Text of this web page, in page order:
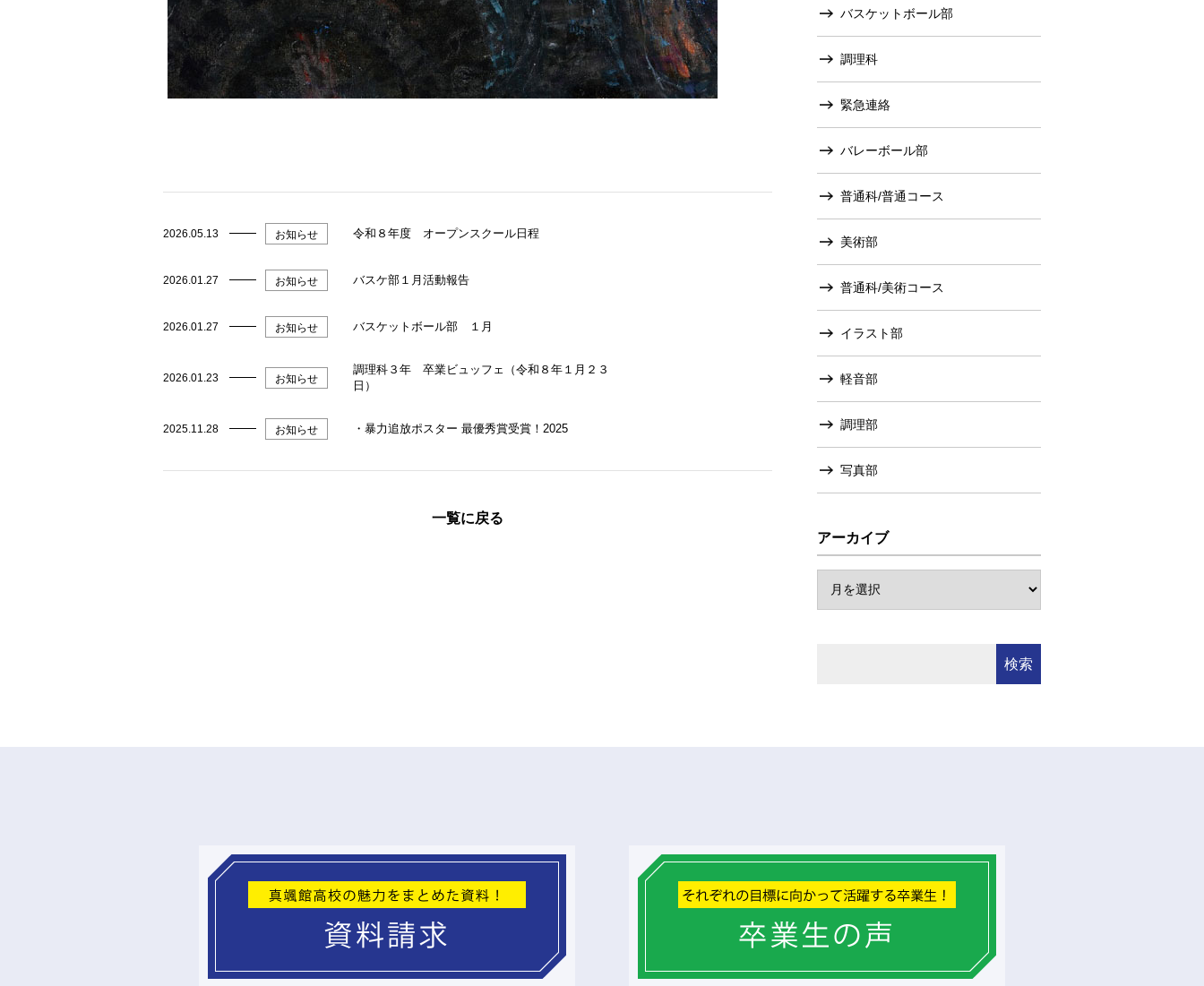
2026.05.13 お知らせ 令和８年度 オープンスクール日程
2026.01.27 お知らせ バスケ部１月活動報告
2026.01.27 お知らせ バスケットボール部 １月
2026.01.23 お知らせ
調理科３年 卒業ビュッフェ（令和８年１月２３
日）
2025.11.28 お知らせ ・暴力追放ポスター 最優秀賞受賞！2025
一覧に戻る
バスケットボール部
調理科
緊急連絡
バレーボール部
普通科/普通コース
美術部
普通科/美術コース
イラスト部
軽音部
調理部
写真部
アーカイブ